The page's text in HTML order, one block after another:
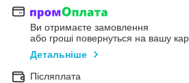
Ви отримаєте замовлення
або гроші повернуться на вашу
Детальніше
Післяплата